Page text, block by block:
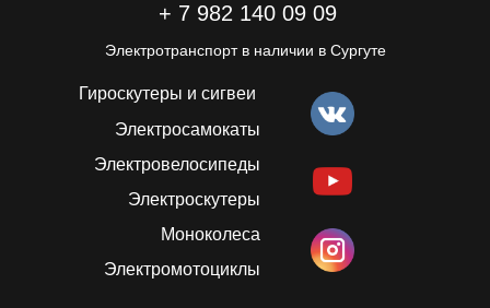
Гироскутеры и сигвеи
Электросамокаты
Электровелосипеды
Электроскутеры
Моноколеса
Электромотоциклы
+ 7 982 140 09 09
Электротранспорт в наличии в Сургуте